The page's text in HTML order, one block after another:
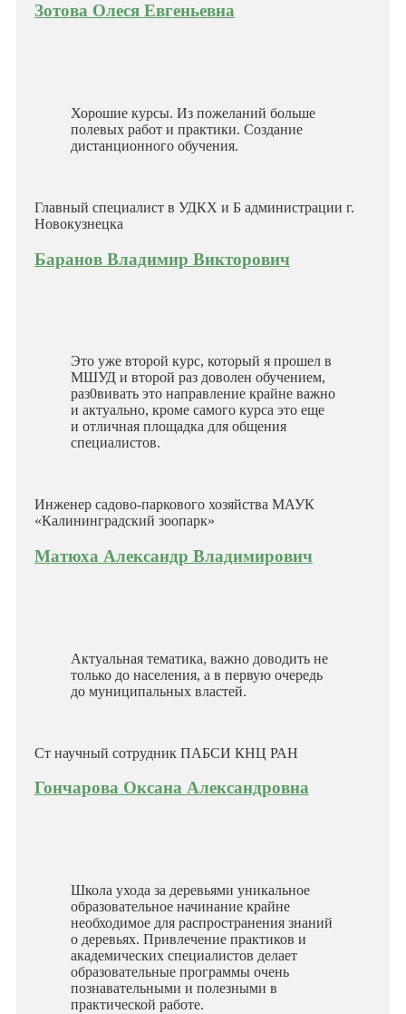
Зотова Олеся Евгеньевна
Хорошие курсы. Из пожеланий больше
полевых работ и практики. Создание
дистанционного обучения.
Главный специалист в УДКХ и Б администрации г.
Новокузнецка
Баранов Владимир Викторович
Это уже второй курс, который я прошел в
МШУД и второй раз доволен обучением,
раз0вивать это направление крайне важно
и актуально, кроме самого курса это еще
и отличная площадка для общения
специалистов.
Инженер садово-паркового хозяйства МАУК
«Калининградский зоопарк»
Матюха Александр Владимирович
Актуальная тематика, важно доводить не
только до населения, а в первую очередь
до муниципальных властей.
Ст научный сотрудник ПАБСИ КНЦ РАН
Гончарова Оксана Александровна
Школа ухода за деревьями уникальное
образовательное начинание крайне
необходимое для распространения знаний
о деревьях. Привлечение практиков и
академических специалистов делает
образовательные программы очень
познавательными и полезными в
практической работе.